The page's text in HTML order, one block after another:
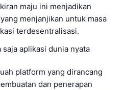
maju ini menjadikan
menjanjikan untuk masa
terdesentralisasi.
aplikasi dunia nyata
platform yang dirancang
dan penerapan